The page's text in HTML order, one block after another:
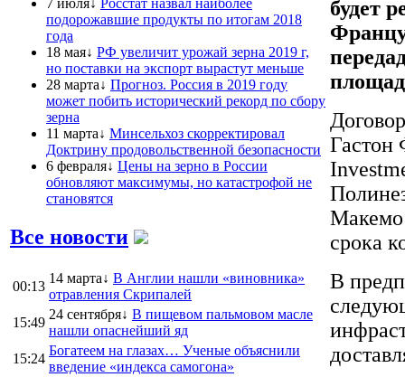
подорожавшие продукты по итогам 2018
года
18 мая↓ РФ увеличит урожай зерна 2019 г,
но поставки на экспорт вырастут меньше
28 марта↓ Прогноз. Россия в 2019 году
может побить исторический рекорд по сбору
зерна
11 марта↓ Минсельхоз скорректировал
Доктрину продовольственной безопасности
6 февраля↓ Цены на зерно в России
обновляют максимумы, но катастрофой не
становятся
Все новости
00:13
14 марта↓ В Англии нашли «виновника»
отравления Скрипалей
15:49
24 сентября↓ В пищевом пальмовом масле
нашли опаснейший яд
15:24
Богатеем на глазах… Ученые объяснили
введение «индекса самогона»
будет
Гастон
Макемо
срока
В